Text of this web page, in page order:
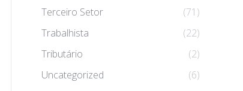
Terceiro Setor
(71)
Trabalhista
(22)
Tributário
(2)
Uncategorized
(6)